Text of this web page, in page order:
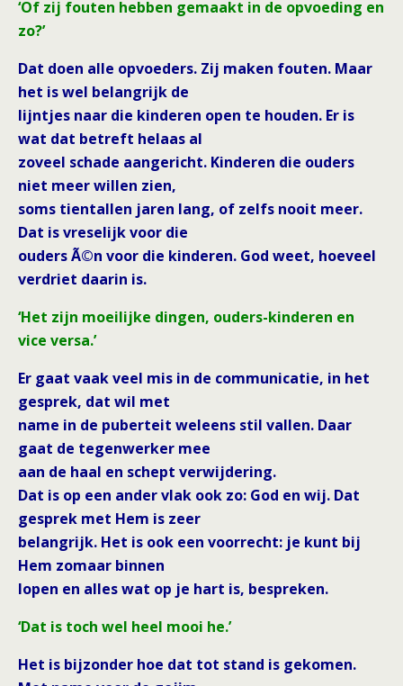
‘Of zij fouten hebben gemaakt in de opvoeding en
zo?’
Dat doen alle opvoeders. Zij maken fouten. Maar
het is wel belangrijk de
lijntjes naar die kinderen open te houden. Er is
wat dat betreft helaas al
zoveel schade aangericht. Kinderen die ouders
niet meer willen zien,
soms tientallen jaren lang, of zelfs nooit meer.
Dat is vreselijk voor die
ouders Ã©n voor die kinderen. God weet, hoeveel
verdriet daarin is.
‘Het zijn moeilijke dingen, ouders-kinderen en
vice versa.’
Er gaat vaak veel mis in de communicatie, in het
gesprek, dat wil met
name in de puberteit weleens stil vallen. Daar
gaat de tegenwerker mee
aan de haal en schept verwijdering.
Dat is op een ander vlak ook zo: God en wij. Dat
gesprek met Hem is zeer
belangrijk. Het is ook een voorrecht: je kunt bij
Hem zomaar binnen
lopen en alles wat op je hart is, bespreken.
‘Dat is toch wel heel mooi he.’
Het is bijzonder hoe dat tot stand is gekomen.